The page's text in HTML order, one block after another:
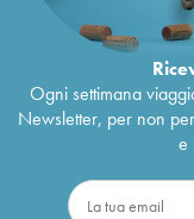
Ogni settimana
Newsletter, per non
e